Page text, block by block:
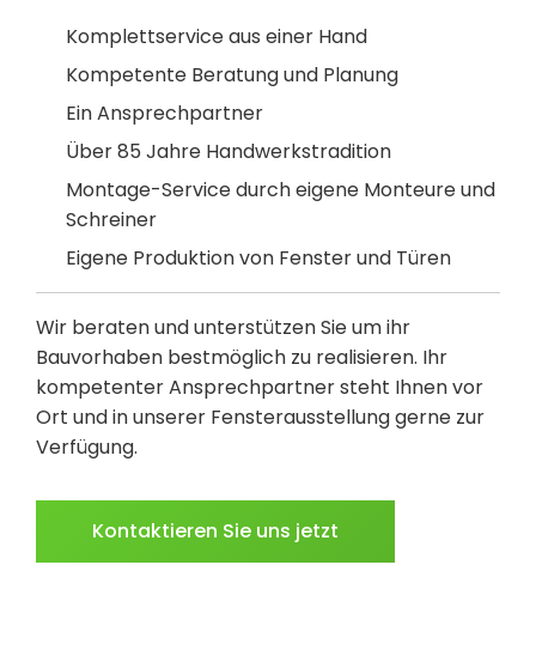
Komplettservice aus einer Hand
Kompetente Beratung und Planung
Ein Ansprechpartner
Über 85 Jahre Handwerkstradition
Montage-Service durch eigene Monteure und
Schreiner
Eigene Produktion von Fenster und Türen
Wir beraten und unterstützen Sie um ihr
Bauvorhaben bestmöglich zu realisieren. Ihr
kompetenter Ansprechpartner steht Ihnen vor
Ort und in unserer Fensterausstellung gerne zur
Verfügung.
Kontaktieren Sie uns jetzt